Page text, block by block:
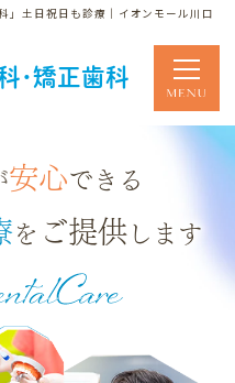
」土日祝日も診療｜イオンモール川口
･矯正歯科
安心できる
を ご提供します